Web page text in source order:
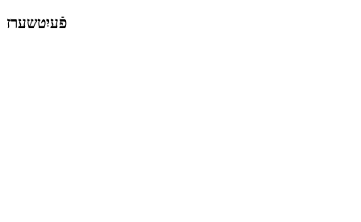
פֿעיִטשערז